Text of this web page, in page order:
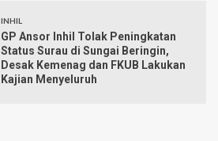
INHIL
GP Ansor Inhil Tolak Peningkatan
Status Surau di Sungai Beringin,
Desak Kemenag dan FKUB Lakukan
Kajian Menyeluruh